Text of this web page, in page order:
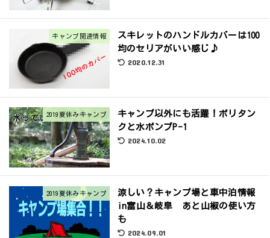
キャンプ関連情報
スキレットのハンドルカバーは100
均のセリアがいい感じ♪
2020.12.31
2019夏休みキャンプ
キャンプ以外にも活躍！ポリタン
クと水ポンプP-1
2024.10.02
2019夏休みキャンプ
涼しい？キャンプ場と車中泊情報
in富山＆岐阜 あと山椒の使い方
も
2024.09.01